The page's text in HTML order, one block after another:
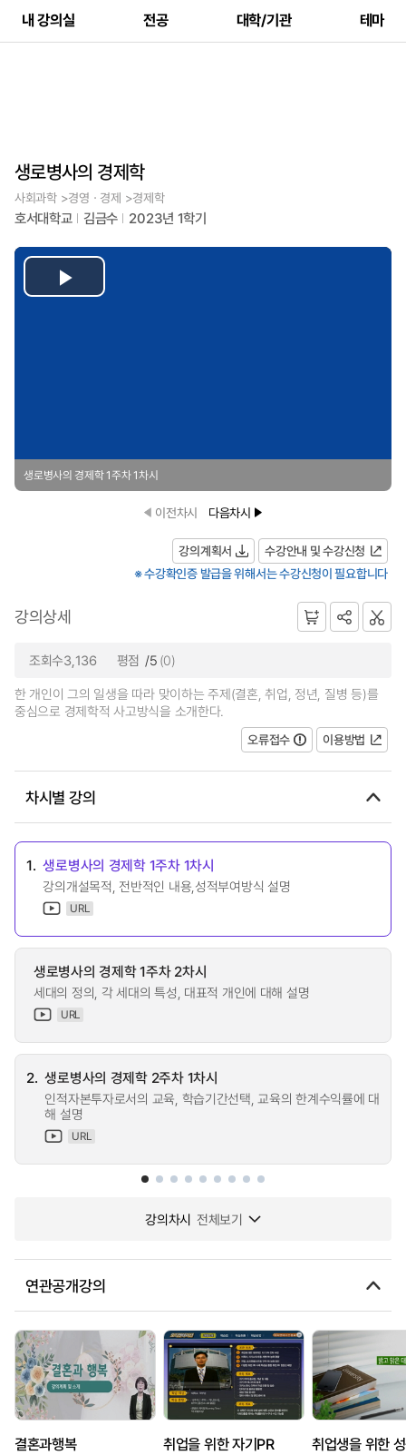
내 강의실 전공 대학/기관 테마
생로병사의 경제학
사회과학 >경영ㆍ경제 >경제학
호서대학교 김금수 2023년 1학기
Play
생로병사의 경제학 1주차 1차시
이전차시 다음차시
강의계획서
수강안내 및 수강신청
※ 수강확인증 발급을 위해서는 수강신청이 필요합니다
강의상세
조회수3,136 평점 /5 (0)
한 개인이 그의 일생을 따라 맞이하는 주제(결혼, 취업, 정년, 질병 등)를
중심으로 경제학적 사고방식을 소개한다.
오류접수
이용방법
차시별 강의
1. 생로병사의 경제학 1주차 1차시
강의개설목적, 전반적인 내용,성적부여방식 설명
URL
생로병사의 경제학 1주차 2차시
세대의 정의, 각 세대의 특성, 대표적 개인에 대해 설명
URL
2. 생로병사의 경제학 2주차 1차시
인적자본투자로서의 교육, 학습기간선택, 교육의 한계수익률에 대
해 설명
URL
강의차시 전체보기
연관공개강의
결혼과행복 취업을 위한 자기PR